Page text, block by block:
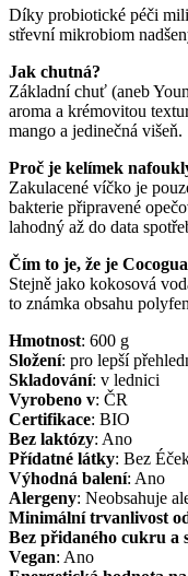
Díky probiotické péči
střevní mikrobiom
Jak chutná?
Základní chuť (aneb
aroma a krémovitou
mango a jedinečná višeň.
Proč je kelímek
Zakulacené víčko je
bakterie připravené
lahodný až do data
Čím to je, že je
Stejně jako kokosová
to známka obsahu
Hmotnost: 600 g
Složení: pro lepší
Skladování: v lednici
Vyrobeno v: ČR
Certifikace: BIO
Bez laktózy: Ano
Přídatné látky: Bez
Výhodná balení: Ano
Alergeny: Neobsahuje
Minimální trvanlivost
Bez přidaného cukru a
Vegan: Ano